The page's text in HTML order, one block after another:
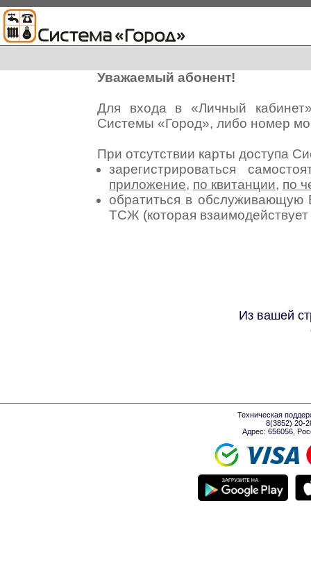
Уважаемый абонент!
Для входа в «Личный
Системы «Город», либо номер
При отсутствии карты доступа
зарегистрироваться
приложение, по квитанции, по
обратиться в
ТСЖ (которая
Из вашей
Техническая
8(3852) 20-
Адрес: 656056,